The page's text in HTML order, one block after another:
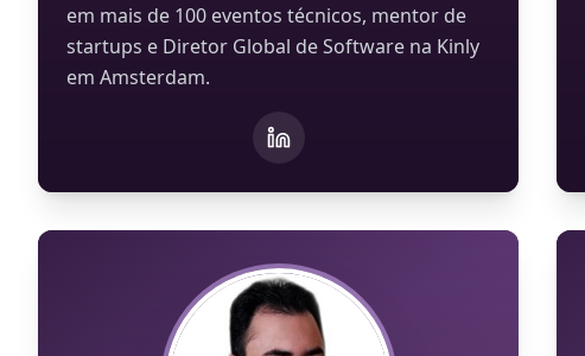
em mais de 100 eventos técnicos, mentor de
startups e Diretor Global de Software na Kinly
em Amsterdam.